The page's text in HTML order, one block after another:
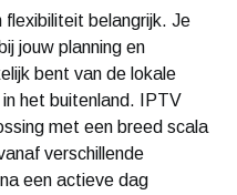
flexibiliteit belangrijk. Je
jouw planning en
bent van de lokale
het buitenland. IPTV
met een breed scala
verschillende
een actieve dag